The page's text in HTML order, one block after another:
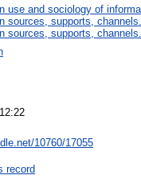
use and sociology of
sources, supports, channels.
sources, supports, channels.
10760/17055
record